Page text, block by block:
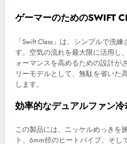
ゲーマーのためのSWIFT
「Swift Class」は、シンプルで洗
す。空気の流れを最大限に活用し
ォーマンスを高めるための設計が
リーモデルとして、無駄を省いた
します。
効率的なデュアルファン
この製品には、ニッケルめっきを
ト、6mm径のヒートパイプ、そ